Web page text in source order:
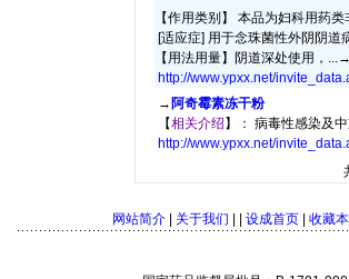
【作用类别】 本品为妇科用药
[适应症] 用于念珠菌性外阴阴道
【用法用量】阴道深处使用，
http://www.ypxx.net/
→ 阿奇霉素冻干粉
【相关介绍 】： 病毒性感染及
http://www.ypxx.net/
网站简介 关于我们 设成首页 收藏